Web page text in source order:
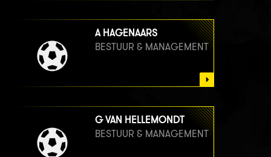
A HAGENAARS
BESTUUR & MANAGEMENT
G VAN HELLEMONDT
BESTUUR & MANAGEMENT